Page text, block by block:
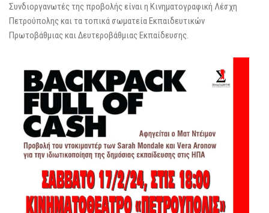
Συνδιοργανωτές της προβολής είναι η Κινηματογραφική Λέσχη
Πετρούπολης και τα τοπικά σωματεία Εκπαιδευτικών
Πρωτοβάθμιας και Δευτεροβάθμιας Εκπαίδευσης.